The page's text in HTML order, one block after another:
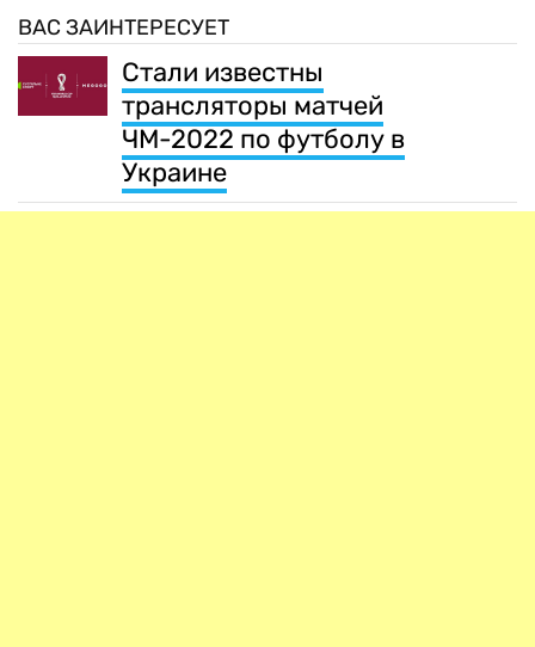
ВАС ЗАИНТЕРЕСУЕТ
Стали известны
трансляторы матчей
ЧМ-2022 по футболу в
Украине